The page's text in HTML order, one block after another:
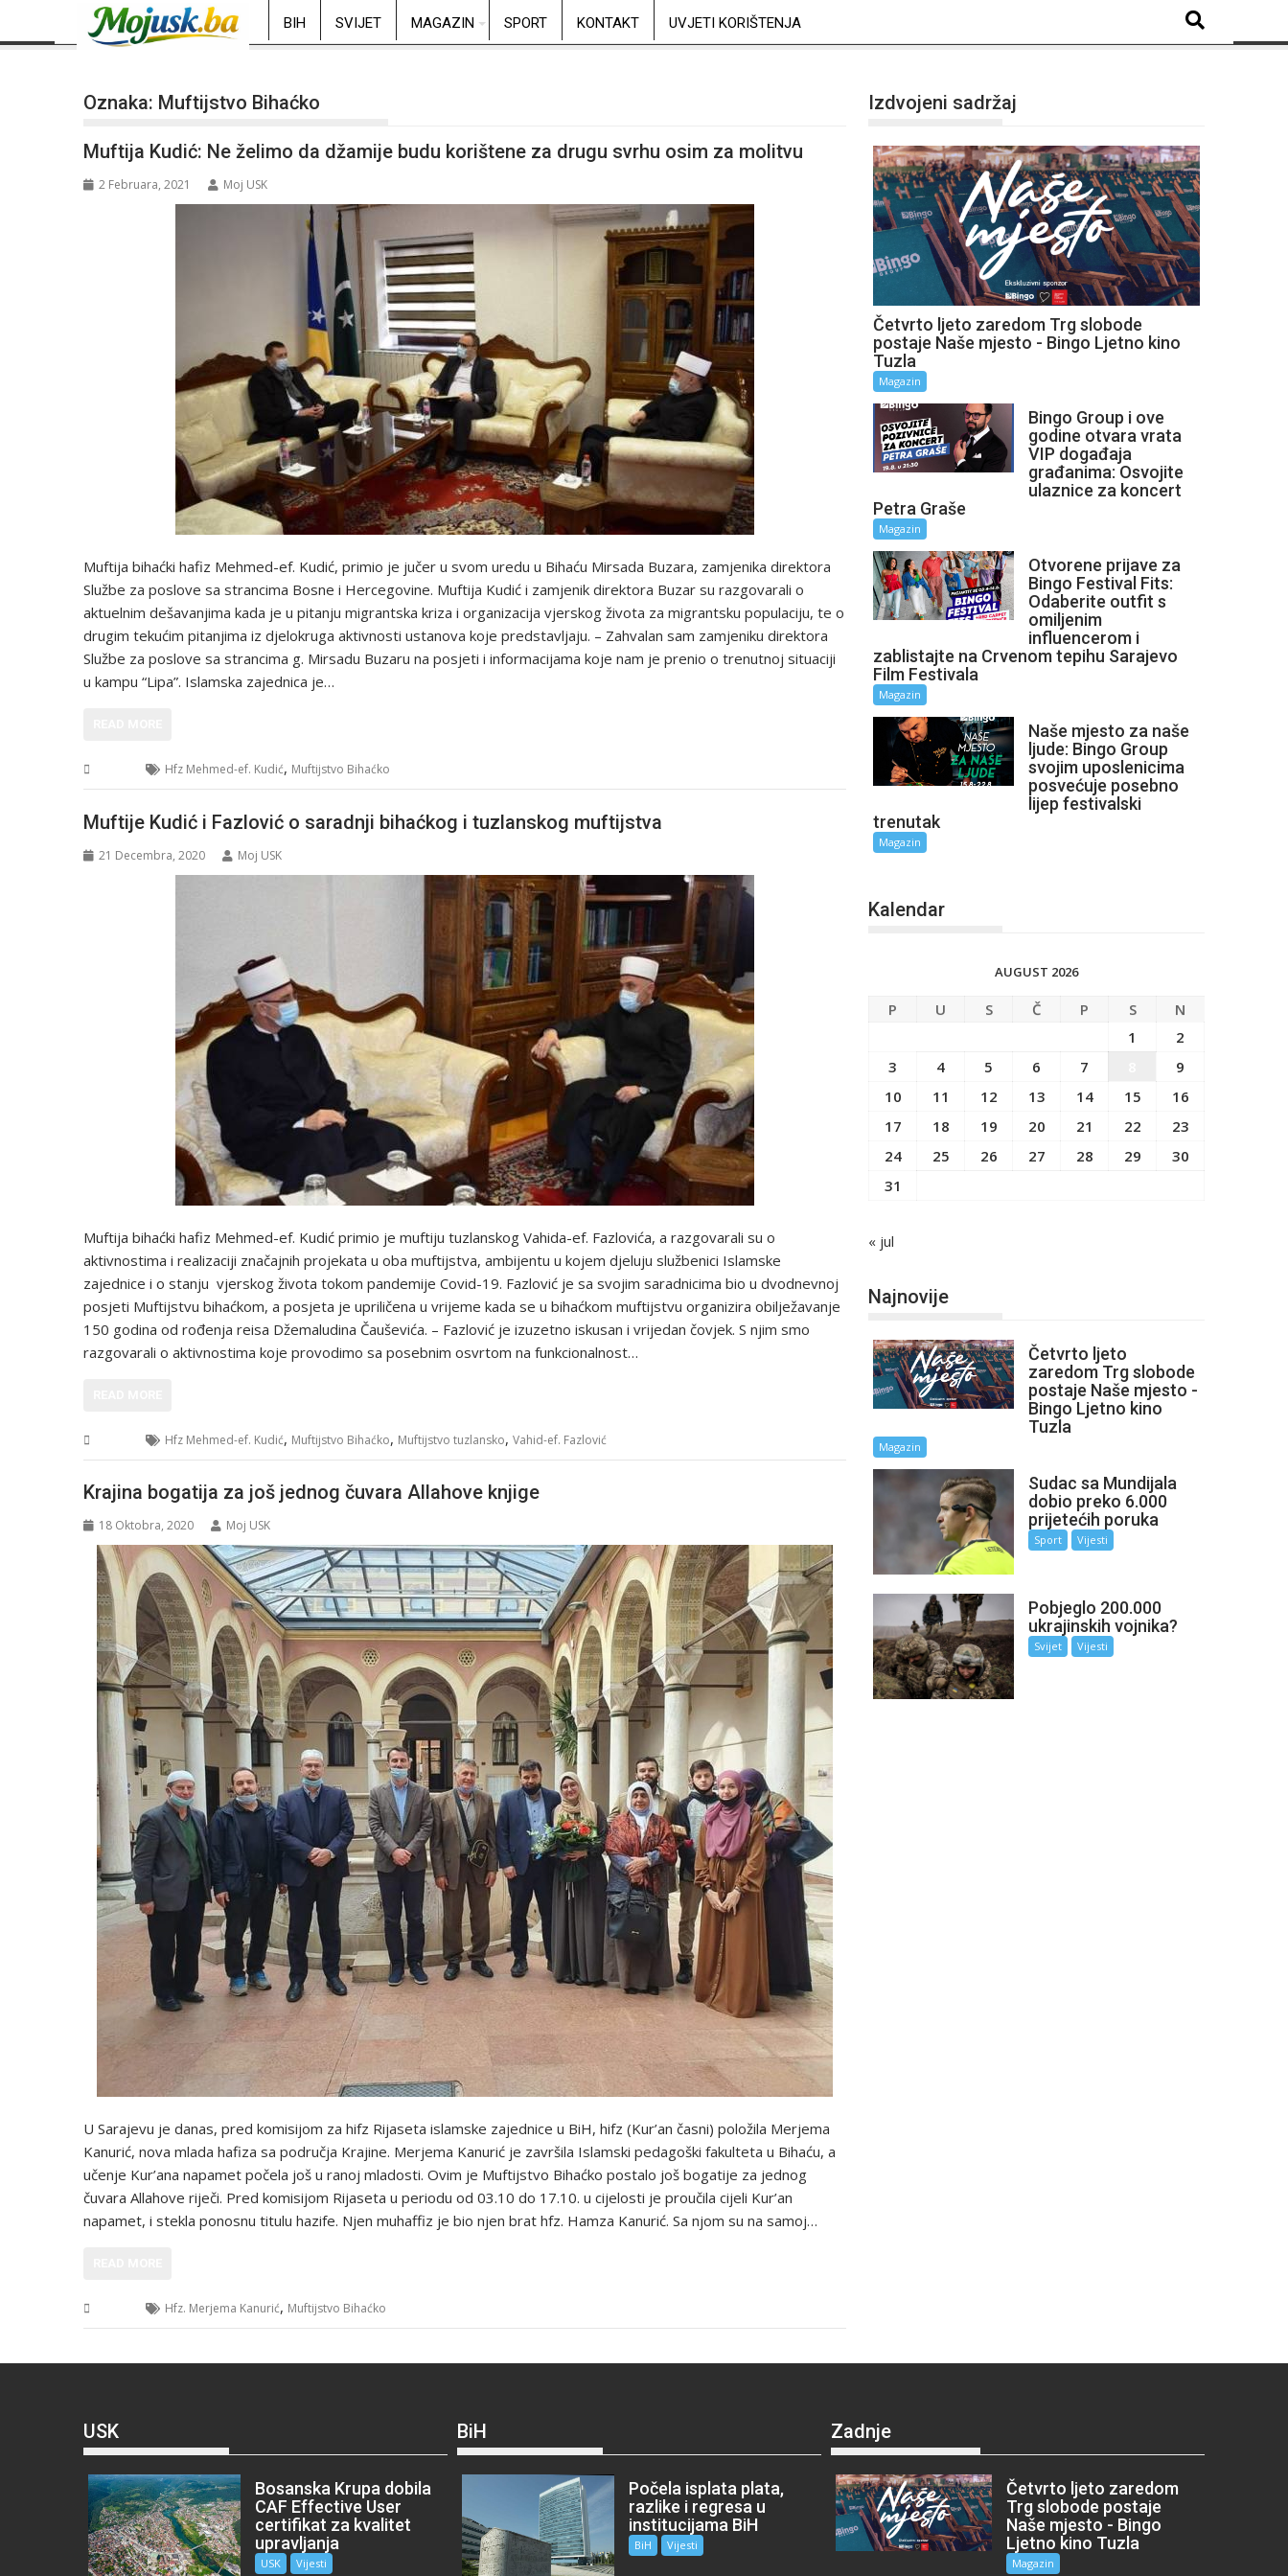
BIH SVIJET MAGAZIN SPORT KONTAKT UVJETI KORIŠTENJA
Oznaka: Muftijstvo Bihaćko
Muftija Kudić: Ne želimo da džamije budu korištene za drugu svrhu osim za molitvu
2 Februara, 2021 Moj USK
Muftija bihaćki hafiz Mehmed-ef. Kudić, primio je jučer u svom uredu u Bihaću Mirsada Buzara, zamjenika direktora
Službe za poslove sa strancima Bosne i Hercegovine. Muftija Kudić i zamjenik direktora Buzar su razgovarali o
aktuelnim dešavanjima kada je u pitanju migrantska kriza i organizacija vjerskog života za migrantsku populaciju, te o
drugim tekućim pitanjima iz djelokruga aktivnosti ustanova koje predstavljaju. – Zahvalan sam zamjeniku direktora
Službe za poslove sa strancima g. Mirsadu Buzaru na posjeti i informacijama koje nam je prenio o trenutnoj situaciji
u kampu “Lipa”. Islamska zajednica je…
Hfz Mehmed-ef. Kudić, Muftijstvo Bihaćko
Muftije Kudić i Fazlović o saradnji bihaćkog i tuzlanskog muftijstva
21 Decembra, 2020 Moj USK
Muftija bihaćki hafiz Mehmed-ef. Kudić primio je muftiju tuzlanskog Vahida-ef. Fazlovića, a razgovarali su o
aktivnostima i realizaciji značajnih projekata u oba muftijstva, ambijentu u kojem djeluju službenici Islamske
zajednice i o stanju vjerskog života tokom pandemije Covid-19. Fazlović je sa svojim saradnicima bio u dvodnevnoj
posjeti Muftijstvu bihaćkom, a posjeta je upriličena u vrijeme kada se u bihaćkom muftijstvu organizira obilježavanje
150 godina od rođenja reisa Džemaludina Čauševića. – Fazlović je izuzetno iskusan i vrijedan čovjek. S njim smo
razgovarali o aktivnostima koje provodimo sa posebnim osvrtom na funkcionalnost…
Hfz Mehmed-ef. Kudić, Muftijstvo Bihaćko, Muftijstvo tuzlansko, Vahid-ef. Fazlović
Krajina bogatija za još jednog čuvara Allahove knjige
18 Oktobra, 2020 Moj USK
U Sarajevu je danas, pred komisijom za hifz Rijaseta islamske zajednice u BiH, hifz (Kur’an časni) položila Merjema
Kanurić, nova mlada hafiza sa područja Krajine. Merjema Kanurić je završila Islamski pedagoški fakulteta u Bihaću, a
učenje Kur’ana napamet počela još u ranoj mladosti. Ovim je Muftijstvo Bihaćko postalo još bogatije za jednog
čuvara Allahove riječi. Pred komisijom Rijaseta u periodu od 03.10 do 17.10. u cijelosti je proučila cijeli Kur’an
napamet, i stekla ponosnu titulu hazife. Njen muhaffiz je bio njen brat hfz. Hamza Kanurić. Sa njom su na samoj…
Hfz. Merjema Kanurić, Muftijstvo Bihaćko
Izdvojeni sadržaj
Četvrto ljeto zaredom Trg slobode
postaje Naše mjesto - Bingo Ljetno kino
Tuzla
Magazin
Bingo Group i ove
godine otvara vrata
VIP događaja
građanima: Osvojite
ulaznice za koncert
Petra Graše
Magazin
Otvorene prijave za
Bingo Festival Fits:
Odaberite outfit s
omiljenim
influencerom i
zablistajte na Crvenom tepihu Sarajevo
Film Festivala
Magazin
Naše mjesto za naše
ljude: Bingo Group
svojim uposlenicima
posvećuje posebno
lijep festivalski
trenutak
Magazin
Kalendar
AUGUST 2026
P U S Č P S
N
1
2
3
4 5 6 7
9
10
11 12 13 14 15
16
17
18 19 20 21 22
23
24
25 26 27 28 29
30
31
« jul
Najnovije
Četvrto ljeto
zaredom Trg slobode
postaje Naše mjesto -
Bingo Ljetno kino
Tuzla
Magazin
Sudac sa Mundijala
dobio preko 6.000
prijetećih poruka
Sport Vijesti
Pobjeglo 200.000
ukrajinskih vojnika?
Svijet Vijesti
USK
Bosanska Krupa dobila
CAF Effective User
certifikat za kvalitet
upravljanja
USK Vijesti
BiH
Počela isplata plata,
razlike i regresa u
institucijama BiH
BiH Vijesti
Zadnje
Četvrto ljeto zaredom
Trg slobode postaje
Naše mjesto - Bingo
Ljetno kino Tuzla
Magazin